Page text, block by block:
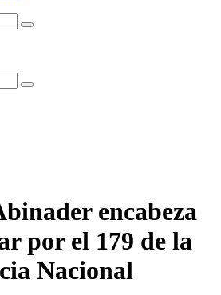
encabeza
por el 179 de la
Nacional